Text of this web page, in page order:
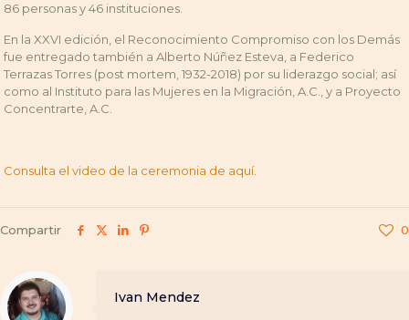
86 personas y 46 instituciones.
En la XXVI edición, el Reconocimiento Compromiso con los Demás
fue entregado también a Alberto Núñez Esteva, a Federico
Terrazas Torres (post mortem, 1932-2018) por su liderazgo social; así
como al Instituto para las Mujeres en la Migración, A.C., y a Proyecto
Concentrarte, A.C.
Consulta el video de la ceremonia de aquí.
Compartir 0
Ivan Mendez